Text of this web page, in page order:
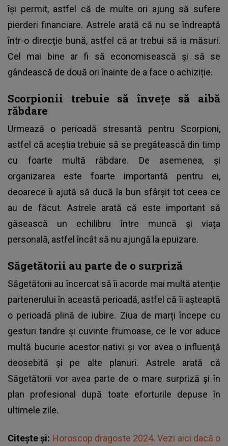
își permit, astfel că de multe ori ajung să sufere
pierderi financiare. Astrele arată că nu se îndreaptă
într-o direcție bună, astfel că ar trebui să ia măsuri.
Cel mai bine ar fi să economisească și să se
gândească de două ori înainte de a face o achiziție.
Scorpionii trebuie să învețe să aibă
răbdare
Urmează o perioadă stresantă pentru Scorpioni,
astfel că aceștia trebuie să se pregătească din timp
cu foarte multă răbdare. De asemenea, și
organizarea este foarte importantă pentru ei,
deoarece îi ajută să ducă la bun sfârșit tot ceea ce
au de făcut. Astrele arată că este important să
găsească un echilibru între muncă și viața
personală, astfel încât să nu ajungă la epuizare.
Săgetătorii au parte de o surpriză
Săgetătorii au încercat să îi acorde mai multă atenție
partenerului în această perioadă, astfel că îi așteaptă
o perioadă plină de iubire. Ziua de marți începe cu
gesturi tandre și cuvinte frumoase, ce le vor aduce
multă bucurie acestor nativi și vor avea o influență
deosebită și pe alte planuri. Astrele arată că
Săgetătorii vor avea parte de o mare surpriză și în
plan profesional după toate eforturile depuse în
ultimele zile.
Citește și: Horoscop dragoste 2024. Vezi aici dacă o